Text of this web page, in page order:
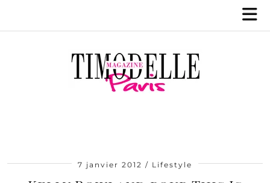
7 janvier 2012 Lifestyle